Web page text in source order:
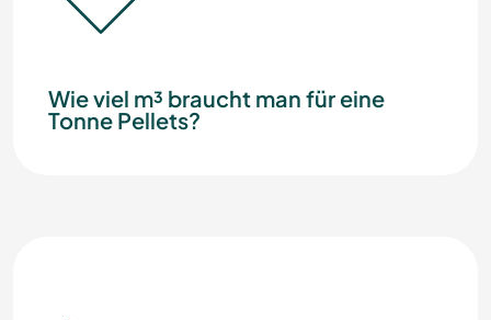
Wie viel m³ braucht man für eine
Tonne Pellets?